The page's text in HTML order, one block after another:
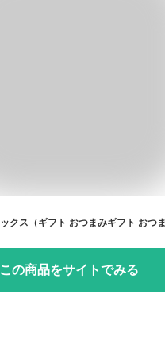
この商品をサイトでみる